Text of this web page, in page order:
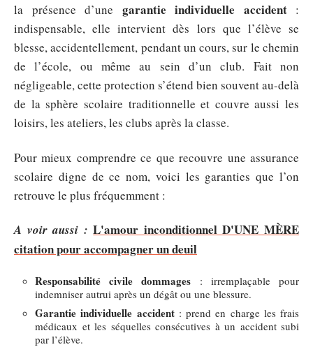
la présence d’une garantie individuelle accident:
indispensable, elle intervient dès lors que l’élève se
blesse, accidentellement, pendant un cours, sur le chemin
de l’école, ou même au sein d’un club. Fait non
négligeable, cette protection s’étend bien souvent au-delà
de la sphère scolaire traditionnelle et couvre aussi les
loisirs, les ateliers, les clubs après la classe.
Pour mieux comprendre ce que recouvre une assurance
scolaire digne de ce nom, voici les garanties que l’on
retrouve le plus fréquemment :
A voir aussi : L'amour inconditionnel D'UNE MÈRE
citation pour accompagner un deuil
Responsabilité civile dommages : irremplaçable pour
indemniser autrui après un dégât ou une blessure.
Garantie individuelle accident: prend en charge les frais
médicaux et les séquelles consécutives à un accident subi
par l’élève.